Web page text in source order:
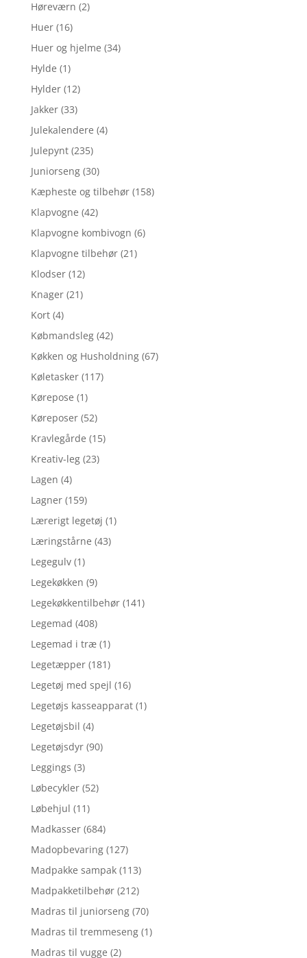
Høreværn (2)
Huer (16)
Huer og hjelme (34)
Hylde (1)
Hylder (12)
Jakker (33)
Julekalendere (4)
Julepynt (235)
Juniorseng (30)
Kæpheste og tilbehør (158)
Klapvogne (42)
Klapvogne kombivogn (6)
Klapvogne tilbehør (21)
Klodser (12)
Knager (21)
Kort (4)
Købmandsleg (42)
Køkken og Husholdning (67)
Køletasker (117)
Kørepose (1)
Køreposer (52)
Kravlegårde (15)
Kreativ-leg (23)
Lagen (4)
Lagner (159)
Lærerigt legetøj (1)
Læringstårne (43)
Legegulv (1)
Legekøkken (9)
Legekøkkentilbehør (141)
Legemad (408)
Legemad i træ (1)
Legetæpper (181)
Legetøj med spejl (16)
Legetøjs kasseapparat (1)
Legetøjsbil (4)
Legetøjsdyr (90)
Leggings (3)
Løbecykler (52)
Løbehjul (11)
Madkasser (684)
Madopbevaring (127)
Madpakke sampak (113)
Madpakketilbehør (212)
Madras til juniorseng (70)
Madras til tremmeseng (1)
Madras til vugge (2)